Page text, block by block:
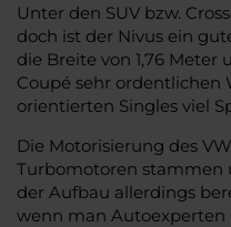
Unter den SUV bzw.
doch ist der Nivus ein
die Breite von 1,76 Meter
Coupé sehr ordentlichen
orientierten Singles viel
Die Motorisierung des
Turbomotoren stammen
der Aufbau allerdings
wenn man Autoexperten